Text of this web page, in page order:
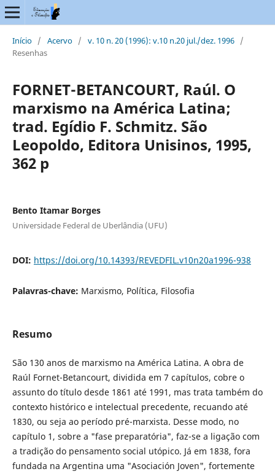
Início / Acervo / v. 10 n. 20 (1996): v.10 n.20 jul./dez. 1996 /
Resenhas
FORNET-BETANCOURT, Raúl. O
marxismo na América Latina;
trad. Egídio F. Schmitz. São
Leopoldo, Editora Unisinos, 1995,
362 p
Bento Itamar Borges
Universidade Federal de Uberlândia (UFU)
DOI: https://doi.org/10.14393/REVEDFIL.v10n20a1996-938
Palavras-chave: Marxismo, Política, Filosofia
Resumo
São 130 anos de marxismo na América Latina. A obra de
Raúl Fornet-Betancourt, dividida em 7 capítulos, cobre o
assunto do título desde 1861 até 1991, mas trata também do
contexto histórico e intelectual precedente, recuando até
1830, ou seja ao período pré-marxista. Desse modo, no
capítulo 1, sobre a "fase preparatória", faz-se a ligação com
a tradição do pensamento social utópico. Já em 1838, fora
fundada na Argentina uma "Asociación Joven", fortemente